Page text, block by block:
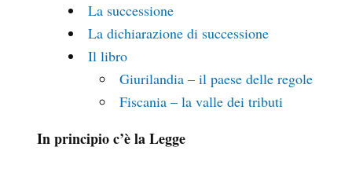
La successione
La dichiarazione di successione
Il libro
Giurilandia – il paese delle regole
Fiscania – la valle dei tributi
In principio c’è la Legge